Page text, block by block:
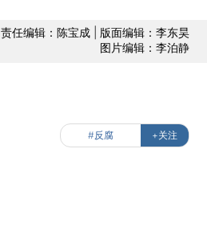
责任编辑：陈宝成 | 版面编辑：李东昊
图片编辑：李泊静
#反腐 +关注